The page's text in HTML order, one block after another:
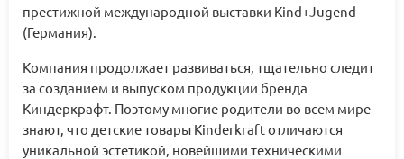
престижной международной выставки Kind+Jugend
(Германия).
Компания продолжает развиваться, тщательно следит
за созданием и выпуском продукции бренда
Киндеркрафт. Поэтому многие родители во всем мире
знают, что детские товары Kinderkraft отличаются
уникальной эстетикой, новейшими техническими